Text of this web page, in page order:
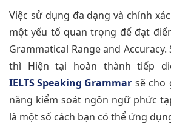
Việc sử dụng đa dạng và chính
một yếu tố quan trọng để đạt
Grammatical Range and
thì Hiện tại hoàn thành tiếp
IELTS Speaking Grammar sẽ cho
năng kiểm soát ngôn ngữ phức
là một số cách bạn có thể ứng